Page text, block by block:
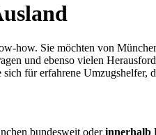
how. Sie möchten von
und ebenso vielen
für erfahrene
bundesweit oderinnerhalb